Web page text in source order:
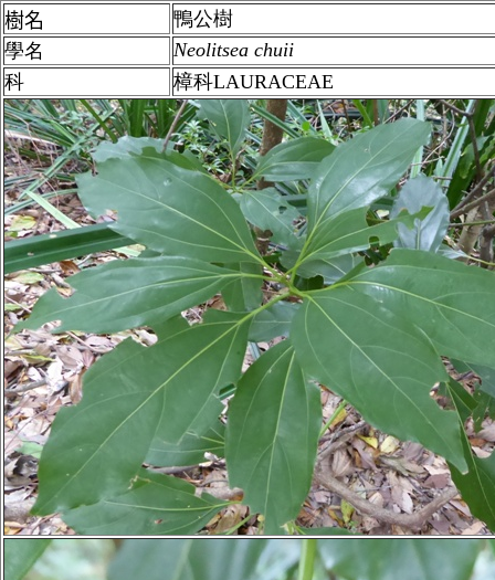
樹名
鴨公樹
學名
Neolitsea chuii
科
樟科LAURACEAE